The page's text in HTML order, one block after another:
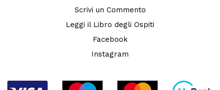
Scrivi un Commento
Leggi il Libro degli Ospiti
Facebook
Instagram